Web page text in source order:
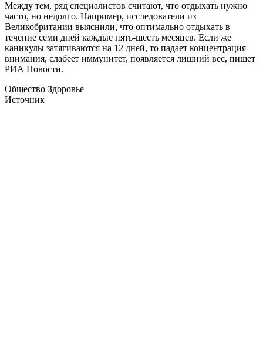
Между тем, ряд специалистов считают, что отдыхать нужно
часто, но недолго. Например, исследователи из
Великобритании выяснили, что оптимально отдыхать в
течение семи дней каждые пять-шесть месяцев. Если же
каникулы затягиваются на 12 дней, то падает концентрация
внимания, слабеет иммунитет, появляется лишний вес, пишет
РИА Новости.
Общество Здоровье
Источник